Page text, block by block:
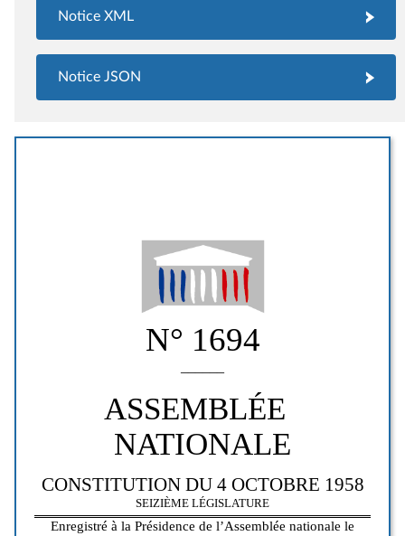
Notice XML
Notice JSON